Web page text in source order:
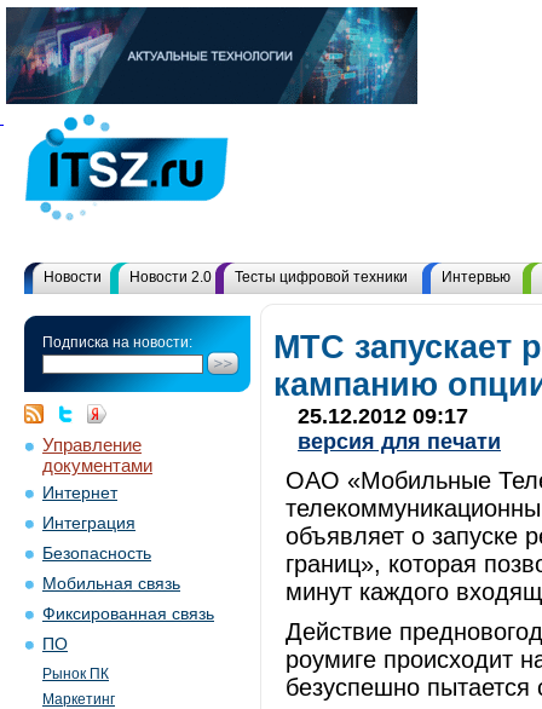
Новости Новости 2.0 Тесты цифровой техники Интервью
Подписка на новости:
Управление
документами
Интернет
Интеграция
Безопасность
Мобильная связь
Фиксированная связь
ПО
Рынок ПК
Маркетинг
МТС запускает
кампанию
25.12.2012 09:17
версия для печати
ОАО «Мобильные
объявляет о запуске
границ», которая
минут каждого
Действие
роумиге происходит
безуспешно пытается